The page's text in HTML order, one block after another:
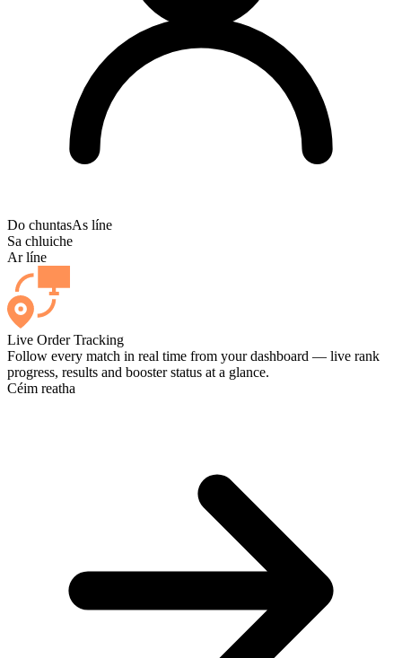
Do chuntasAs líne
Sa chluiche
Ar líne
Live Order Tracking
Follow every match in real time from your dashboard — live rank
progress, results and booster status at a glance.
Céim reatha